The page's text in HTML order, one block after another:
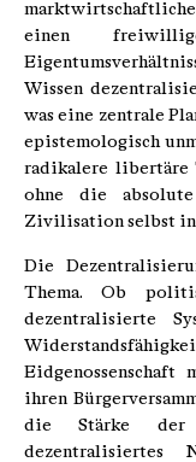
einen
Wissen
was eine zentrale
epistemologisch
radikalere libertäre
ohne die
Zivilisation selbst in
Die
Thema. Ob
dezentralisierte
ihren
die Stärke der
dezentralisiertes